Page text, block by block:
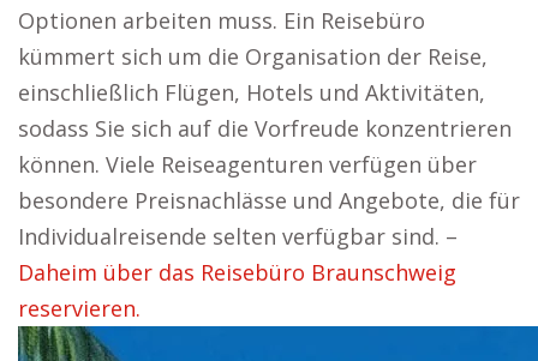
Optionen arbeiten muss. Ein Reisebüro
kümmert sich um die Organisation der Reise,
einschließlich Flügen, Hotels und Aktivitäten,
sodass Sie sich auf die Vorfreude konzentrieren
können. Viele Reiseagenturen verfügen über
besondere Preisnachlässe und Angebote, die für
Individualreisende selten verfügbar sind. –
Daheim über das Reisebüro Braunschweig
reservieren.